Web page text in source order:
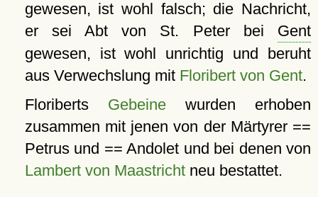
gewesen, ist wohl falsch; die Nachricht,
er sei Abt von St. Peter bei Gent
gewesen, ist wohl unrichtig und beruht
aus Verwechslung mit Floribert von Gent.
Floriberts Gebeinewurden erhoben
zusammen mit jenen von der Märtyrer ==
Petrus und == Andolet und bei denen von
Lambert von Maastrichtneu bestattet.